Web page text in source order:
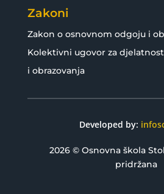
Zakoni
Zakon o osnovnom odgoju i
Kolektivni ugovor za
i obrazovanja
2026 © Osnovna škola
pridržana
Developed by: